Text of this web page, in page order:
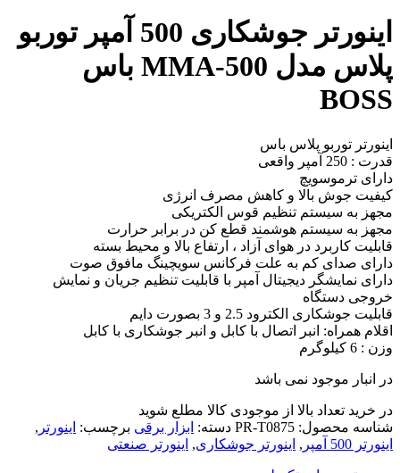
اینورتر جوشکاری 500 آمپر توربو
پلاس مدل MMA-500 باس
BOSS
اینورتر توربو پلاس باس
قدرت : 250 آمپر واقعی
دارای ترموسویچ
کیفیت جوش بالا و کاهش مصرف انرژی
مجهز به سیستم تنظیم قوس الکتریکی
مجهز به سیستم هوشمند قطع کن در برابر حرارت
قابلیت کاربرد در هوای آزاد ، ارتفاع بالا و محیط بسته
دارای صدای کم به علت فرکانس سویچینگ مافوق صوت
دارای نمایشگر دیجیتال آمپر با قابلیت تنظیم جریان و نمایش
خروجی دستگاه
قابلیت جوشکاری الکترود 2.5 و 3 بصورت دایم
اقلام همراه: انبر اتصال با کابل و انبر جوشکاری با کابل
وزن : 6 کیلوگرم
در انبار موجود نمی باشد
در خرید تعداد بالا از موجودی کالا مطلع شوید
شناسه محصول: PR-T0875 دسته: ابزار برقی برچسب: اینورتر ,
اینورتر 500 آمپر
, اینورتر جوشکاری, اینورتر صنعتی